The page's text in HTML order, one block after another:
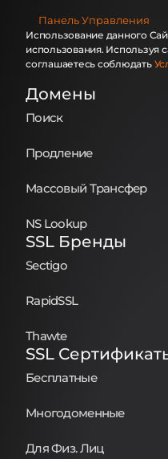
Панель Управления
Использование данного
использования. Используя
соглашаетесь соблюдать
Домены
Поиск
Продление
Массовый Трансфер
NS Lookup
SSL Бренды
Sectigo
RapidSSL
Thawte
SSL
Бесплатные
Многодоменные
Для Физ. Лиц